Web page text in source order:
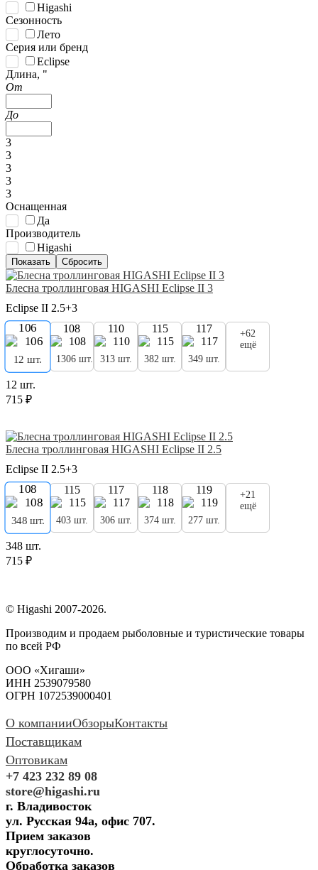
Higashi
Сезонность
Лето
Серия или бренд
Eclipse
Длина, "
От
До
3
3
3
3
3
Оснащенная
Да
Производитель
Higashi
Блесна троллинговая HIGASHI Eclipse II 3
Eclipse II 2.5+3
106
12 шт.
108
1306 шт.
110
313 шт.
115
382 шт.
117
349 шт.
+62
ещё
12 шт.
715 ₽
Блесна троллинговая HIGASHI Eclipse II 2.5
Eclipse II 2.5+3
108
348 шт.
115
403 шт.
117
306 шт.
118
374 шт.
119
277 шт.
+21
ещё
348 шт.
715 ₽
© Higashi 2007-2026.
Производим и продаем рыболовные и туристические товары
по всей РФ
ООО «Хигаши»
ИНН 2539079580
ОГРН 1072539000401
О компанииОбзорыКонтакты
Поставщикам
Оптовикам
+7 423 232 89 08
store@higashi.ru
г. Владивосток
ул. Русская 94а, офис 707.
Прием заказов
круглосуточно.
Обработка заказов